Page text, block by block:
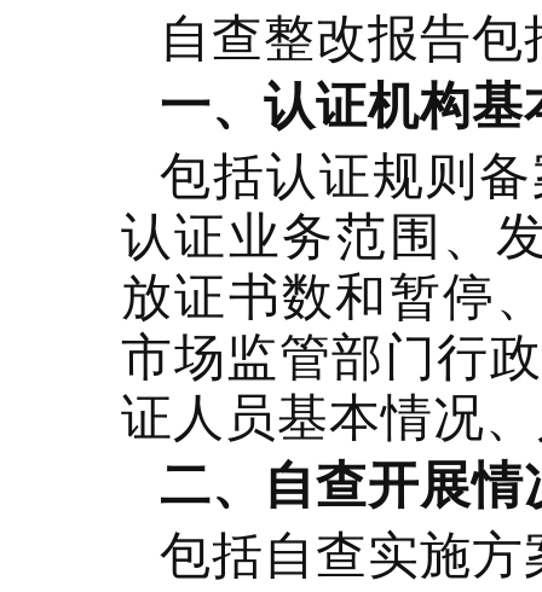
自查整改报告
一、认证机构基
包括认证规则
认证业务范围、
放证书数和暂停
市场监管部门行
证人员基本情况
二、自查开展情
包括自查实施